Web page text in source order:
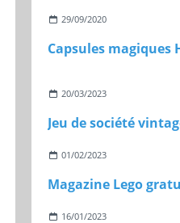
29/09/2020
20/03/2023
Jeu de société
01/02/2023
Magazine Lego
16/01/2023